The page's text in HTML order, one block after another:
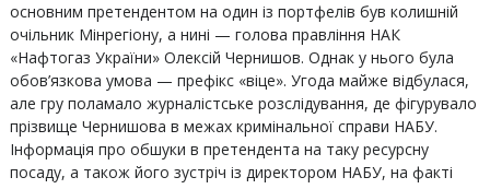
основним претендентом на один із портфелів був колишній
очільник Мінрегіону, а нині — голова правління НАК
«Нафтогаз України» Олексій Чернишов. Однак у нього була
обов’язкова умова — префікс «віце». Угода майже відбулася,
але гру поламало журналістське розслідування, де фігурувало
прізвище Чернишова в межах кримінальної справи НАБУ.
Інформація про обшуки в претендента на таку ресурсну
посаду, а також його зустріч із директором НАБУ, на факті